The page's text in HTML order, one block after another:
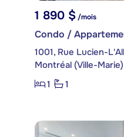
1 890 $/mois
Condo /
1001, Rue Lucien-
Montréal (Ville-Marie)
1
1